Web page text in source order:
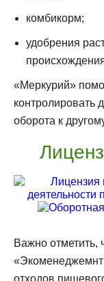
комбикорм;
удобрения
«Меркурий»
контролировать
оборота к
Важно отметить,
отходов